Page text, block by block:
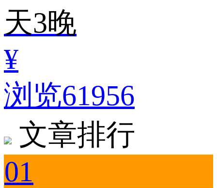
天3晚
¥
浏览61956
文章排行
01